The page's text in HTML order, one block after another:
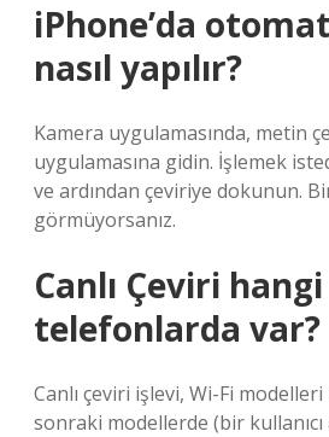
iPhone’da
nasıl yapılır?
Kamera uygulamasında, metin
uygulamasına gidin. İşlemek
ve ardından çeviriye dokunun.
görmüyorsanız.
Canlı Çeviri hangi
telefonlarda var?
Canlı çeviri işlevi, Wi-Fi
sonraki modellerde (bir kullanıcı